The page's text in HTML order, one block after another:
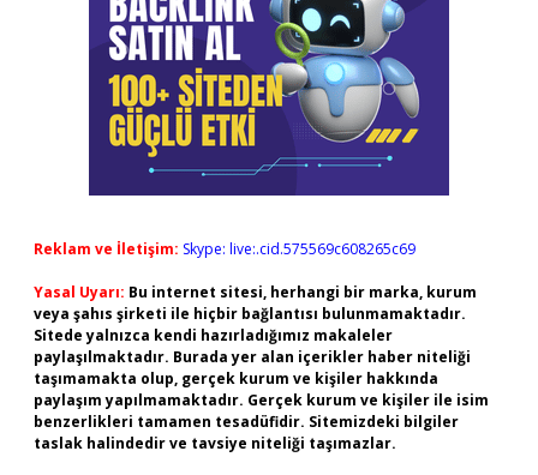
Reklam ve İletişim: Skype: live:.cid.575569c608265c69
Yasal Uyarı: Bu internet sitesi, herhangi bir marka, kurum
veya şahıs şirketi ile hiçbir bağlantısı bulunmamaktadır.
Sitede yalnızca kendi hazırladığımız makaleler
paylaşılmaktadır. Burada yer alan içerikler haber niteliği
taşımamakta olup, gerçek kurum ve kişiler hakkında
paylaşım yapılmamaktadır. Gerçek kurum ve kişiler ile isim
benzerlikleri tamamen tesadüfidir. Sitemizdeki bilgiler
taslak halindedir ve tavsiye niteliği taşımazlar.